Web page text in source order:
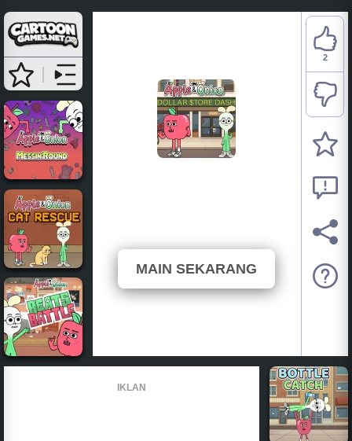
MAIN SEKARANG
2
IKLAN